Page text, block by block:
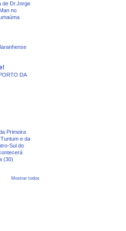
de Dr.Jorge
no
DA
Primeira
e da
Sul do
(30)
Mostrar todos